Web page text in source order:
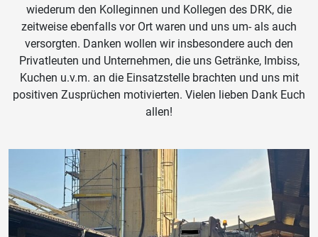
wiederum den Kolleginnen und Kollegen des DRK, die
zeitweise ebenfalls vor Ort waren und uns um- als auch
versorgten. Danken wollen wir insbesondere auch den
Privatleuten und Unternehmen, die uns Getränke, Imbiss,
Kuchen u.v.m. an die Einsatzstelle brachten und uns mit
positiven Zusprüchen motivierten. Vielen lieben Dank Euch
allen!